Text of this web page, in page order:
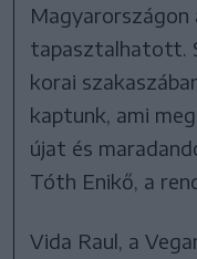
Magyarországon
tapasztalhatott.
korai
kaptunk, ami
újat és
Tóth Enikő, a
Vida Raul, a